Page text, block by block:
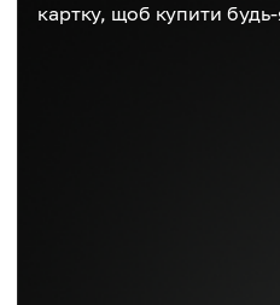
картку, щоб купити